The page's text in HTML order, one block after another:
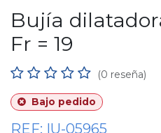
Bujía
Fr = 19
(0 reseña)
Bajo pedido
REF: IU-05965